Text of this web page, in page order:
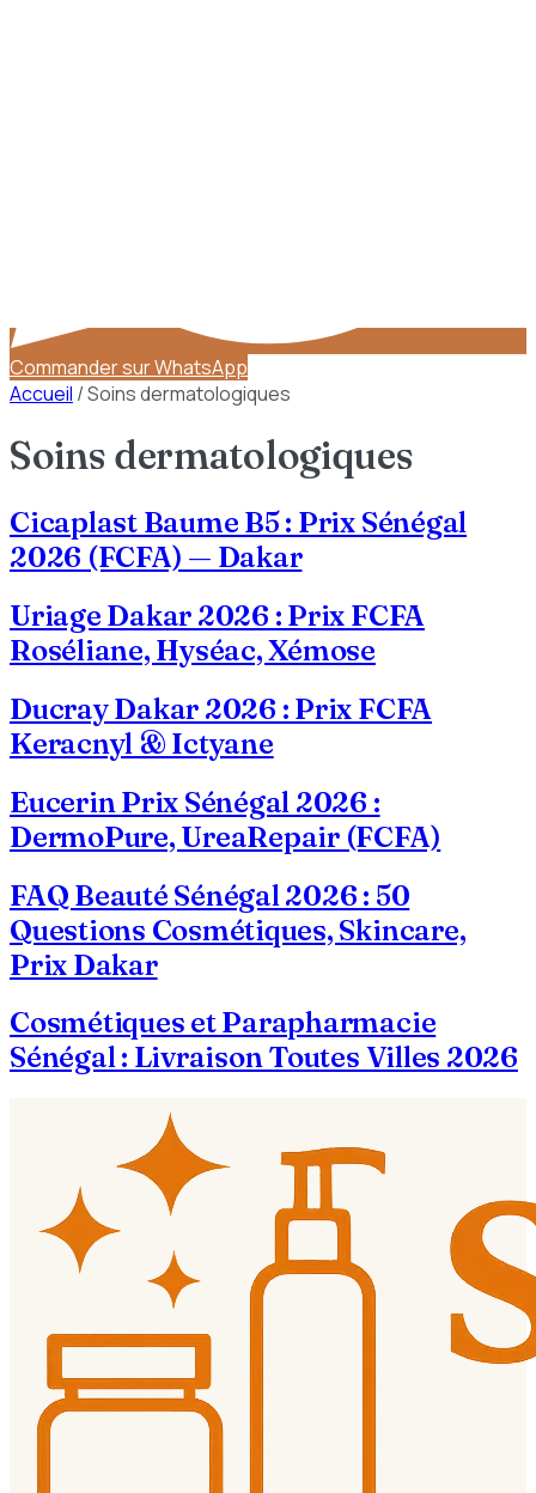
Commander sur WhatsApp
Accueil /Soins dermatologiques
Soins dermatologiques
Cicaplast Baume B5 : Prix Sénégal
2026 (FCFA) — Dakar
Uriage Dakar 2026 : Prix FCFA
Roséliane, Hyséac, Xémose
Ducray Dakar 2026 : Prix FCFA
Keracnyl & Ictyane
Eucerin Prix Sénégal 2026 :
DermoPure, UreaRepair (FCFA)
FAQ Beauté Sénégal 2026 : 50
Questions Cosmétiques, Skincare,
Prix Dakar
Cosmétiques et Parapharmacie
Sénégal : Livraison Toutes Villes 2026